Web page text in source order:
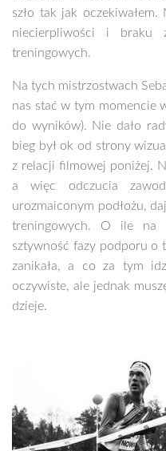
szło tak jak
niecierpliwości i braku
treningowych.
Na tych mistrzostwach
nas stać w tym momencie
do wyników). Nie dało
bieg był ok od strony
z relacji filmowej poniżej.
a więc odczucia
urozmaiconym podłożu,
treningowych. O ile na
sztywność fazy podporu o
zanikała, a co za tym
oczywiste, ale jednak
dzieje.